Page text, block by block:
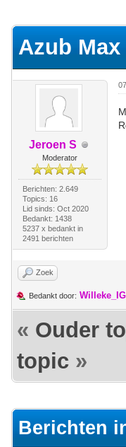
Azub Max
Jeroen S
Moderator
Berichten: 2.649
Topics: 16
Lid sinds: Oct 2020
Bedankt: 1438
5237 x bedankt in
2491 berichten
Zoek
Bedankt door:
« Ouder
topic »
Berichten